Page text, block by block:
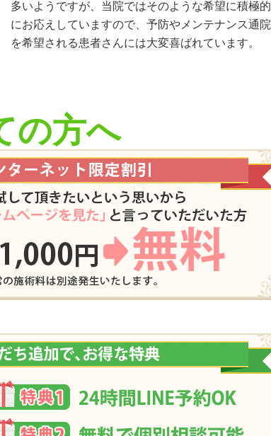
多いようですが、当院ではそのような希望に積極的
にお応えしていますので、予防やメンテナンス通院
を希望される患者さんには大変喜ばれています。
の方へ